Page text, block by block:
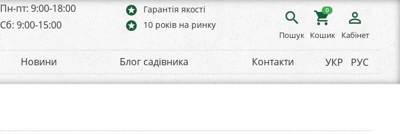
Пн-пт: 9:00-18:00
Сб: 9:00-15:00
stars Гарантія якості
stars 10 років на ринку search
Пошук
shopping_cart
0
Кошик
person_outline
Кабінет
Новини Блог садівника Контакти УКР РУС